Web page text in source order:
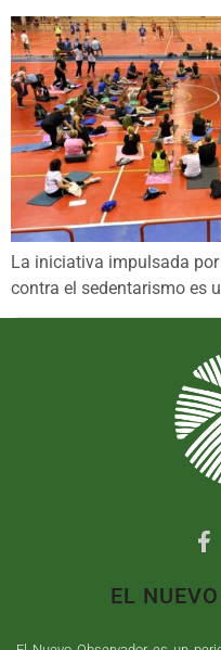
La iniciativa impulsada
contra el sedentarismo es
EL